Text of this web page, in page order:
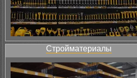
Стройматериалы